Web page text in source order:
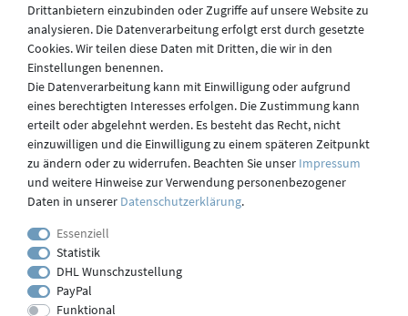
Datenschutz
Versand
Kontakt
Impressum
Drittanbietern einzubinden oder Zugriffe auf unsere Website zu
analysieren. Die Datenverarbeitung erfolgt erst durch gesetzte
Cookies. Wir teilen diese Daten mit Dritten, die wir in den
Einstellungen benennen.
Die Datenverarbeitung kann mit Einwilligung oder aufgrund
eines berechtigten Interesses erfolgen. Die Zustimmung kann
erteilt oder abgelehnt werden. Es besteht das Recht, nicht
einzuwilligen und die Einwilligung zu einem späteren Zeitpunkt
zu ändern oder zu widerrufen. Beachten Sie unser Impressum
und weitere Hinweise zur Verwendung personenbezogener
Daten in unserer Daten­schutz­erklärung.
Essenziell
Statistik
DHL Wunschzustellung
PayPal
Funktional